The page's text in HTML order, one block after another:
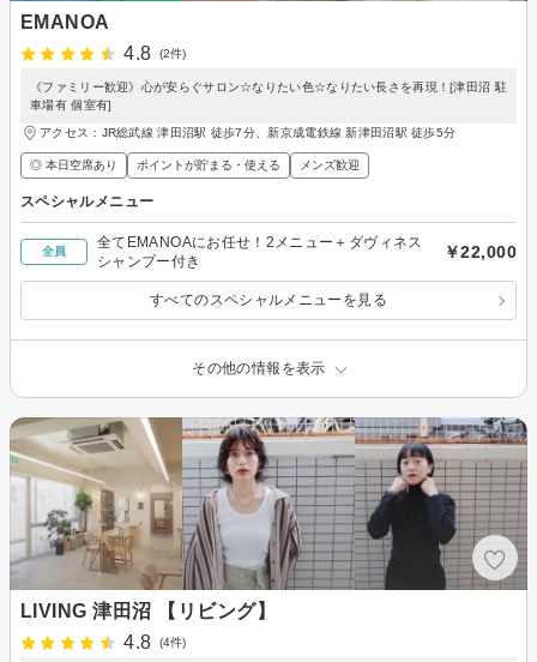
EMANOA
4.8
(2件)
《ファミリー歓迎》心が安らぐサロン☆なりたい色☆なりたい長さを再現！[津田沼 駐
車場有 個室有]
アクセス：JR総武線 津田沼駅 徒歩7分、新京成電鉄線 新津田沼駅 徒歩5分
◎ 本日空席あり ポイントが貯まる・使える メンズ歓迎
スペシャルメニュー
全員
全てEMANOAにお任せ！2メニュー＋ダヴィネス
シャンプー付き
￥22,000
すべてのスペシャルメニューを見る
その他の情報を表示
LIVING 津田沼 【リビング】
4.8
(4件)